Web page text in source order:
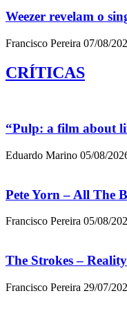
Weezer revelam o
Francisco Pereira 07/08/
CRÍTICAS
“Pulp: a film about
Eduardo Marino 05/08/
Pete Yorn – All The
Francisco Pereira 05/08/
The Strokes –
Francisco Pereira 29/07/